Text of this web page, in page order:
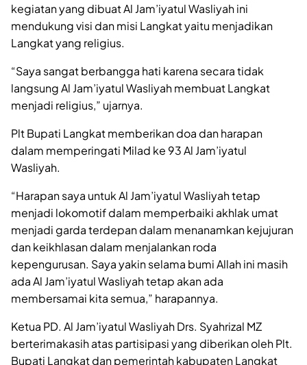
kegiatan yang dibuat Al Jam’iyatul Wasliyah ini
mendukung visi dan misi Langkat yaitu menjadikan
Langkat yang religius.
“Saya sangat berbangga hati karena secara tidak
langsung Al Jam’iyatul Wasliyah membuat Langkat
menjadi religius,” ujarnya.
Plt Bupati Langkat memberikan doa dan harapan
dalam memperingati Milad ke 93 Al Jam’iyatul
Wasliyah.
“Harapan saya untuk Al Jam’iyatul Wasliyah tetap
menjadi lokomotif dalam memperbaiki akhlak umat
menjadi garda terdepan dalam menanamkan kejujuran
dan keikhlasan dalam menjalankan roda
kepengurusan. Saya yakin selama bumi Allah ini masih
ada Al Jam’iyatul Wasliyah tetap akan ada
membersamai kita semua,” harapannya.
Ketua PD. Al Jam’iyatul Wasliyah Drs. Syahrizal MZ
berterimakasih atas partisipasi yang diberikan oleh Plt.
Bupati Langkat dan pemerintah kabupaten Langkat